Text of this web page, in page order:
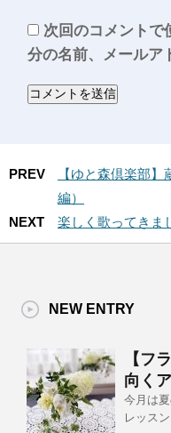
次回のコメントで
分の名前、メールア
PREV
【ゆと森倶楽部
編）
NEXT
楽しく歌ってきま
NEW ENTRY
【フ
向く
今月は
レッス